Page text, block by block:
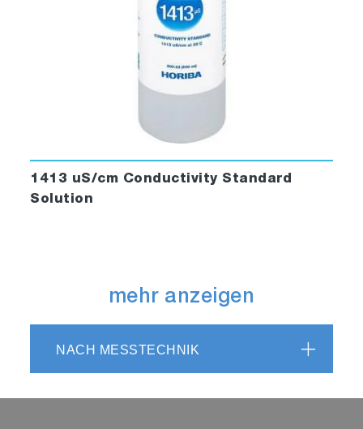
1413 uS/cm Conductivity Standard
Solution
mehr anzeigen
NACH MESSTECHNIK